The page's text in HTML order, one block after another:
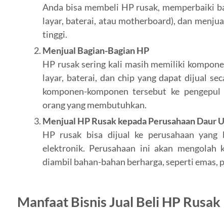
Anda bisa membeli HP rusak, memperbaiki
layar, baterai, atau motherboard), dan
tinggi.
Menjual Bagian-Bagian HP
HP rusak sering kali masih memiliki
layar, baterai, dan chip yang dapat dijual
komponen-komponen tersebut ke
orang yang membutuhkan.
Menjual HP Rusak kepada Perusahaan Daur
HP rusak bisa dijual ke perusahaan
elektronik. Perusahaan ini akan mengolah
diambil bahan-bahan berharga, seperti emas,
Manfaat Bisnis Jual Beli HP Rusak